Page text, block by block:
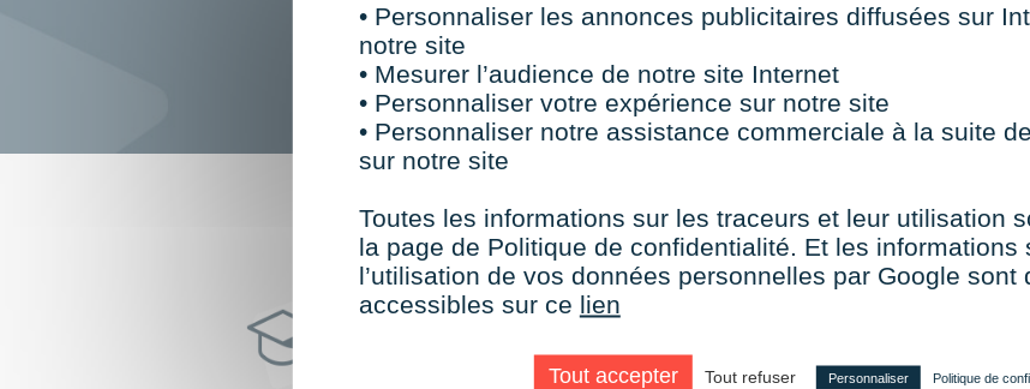
TOUTES NOS FORMATIONS COURTES
Faire le choix de VISIPLUS academy
• Personnaliser les annonces publicitaires diffusées sur
notre site
• Mesurer l’audience de notre site Internet
• Personnaliser votre expérience sur notre site
• Personnaliser notre assistance commerciale à la suite
sur notre site
Toutes les informations sur les traceurs et leur utilisation
la page de Politique de confidentialité. Et les informations
l’utilisation de vos données personnelles par Google sont
accessibles sur ce lien
Tout accepter Tout refuser Personnaliser Politique de